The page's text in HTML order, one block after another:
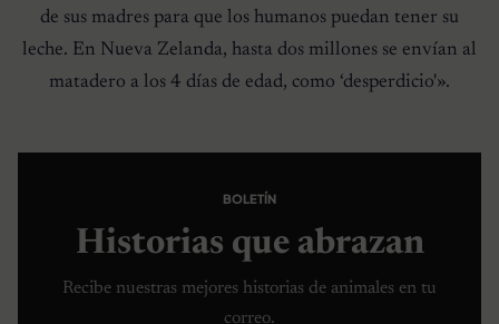
de sus madres para que los humanos puedan tener su
leche. En Nueva Zelanda, hasta dos millones se envían al
matadero a los 4 días de edad, como ‘desperdicio'».
BOLETÍN
Historias que abrazan
Recibe nuestras mejores historias de animales en tu
correo.